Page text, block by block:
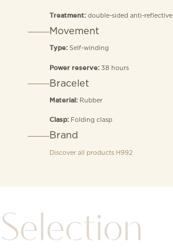
Treatment: double-sided anti-reflective
Movement
Type: Self-winding
Power reserve: 38 hours
Bracelet
Material: Rubber
Clasp: Folding clasp
Brand
Discover all products H992
Selection